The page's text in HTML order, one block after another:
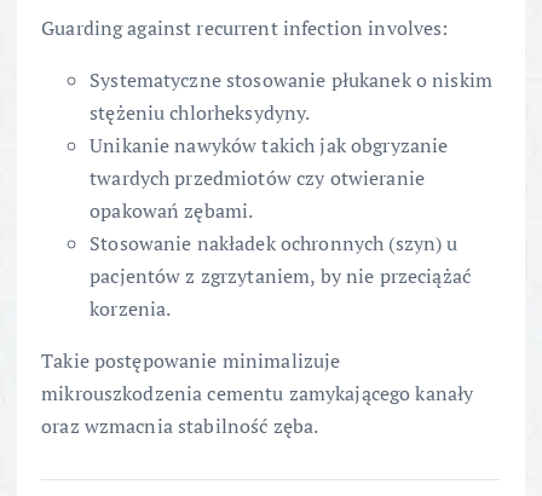
Guarding against recurrent infection involves:
Systematyczne stosowanie płukanek o niskim
stężeniu chlorheksydyny.
Unikanie nawyków takich jak obgryzanie
twardych przedmiotów czy otwieranie
opakowań zębami.
Stosowanie nakładek ochronnych (szyn) u
pacjentów z zgrzytaniem, by nie przeciążać
korzenia.
Takie postępowanie minimalizuje
mikrouszkodzenia cementu zamykającego kanały
oraz wzmacnia stabilność zęba.